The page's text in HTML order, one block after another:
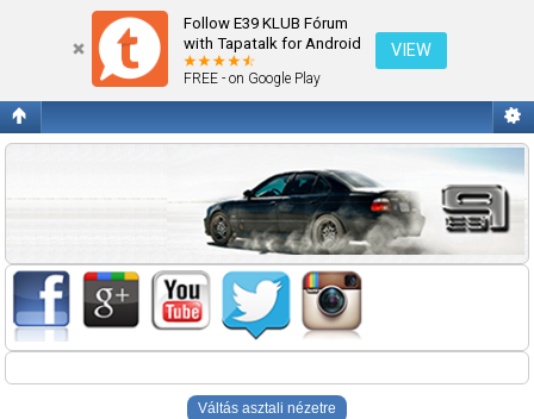
Follow E39 KLUB Fórum
with Tapatalk for Android
FREE - on Google Play
VIEW
Fórum kezdőlap megtekintése
Váltás asztali nézetre